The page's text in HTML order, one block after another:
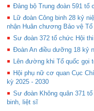
Đảng bộ Trung đoàn 591 tổ
Lữ đoàn Công binh 28 kỷ
nhận Huân chương Bảo vệ Tổ
Sư đoàn 372 tổ chức Hội
Đoàn An điều dưỡng 18 kỷ
Lên đường khi Tổ quốc gọi
Hội phụ nữ cơ quan Cục
kỳ 2025 - 2030
Sư đoàn Không quân 371
binh, liệt sĩ